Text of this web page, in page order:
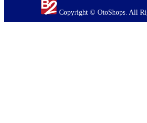
Copyright © OtoShops. All